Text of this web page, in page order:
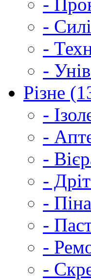
-
-
-
Різне
-
-
-
-
-
-
-
-